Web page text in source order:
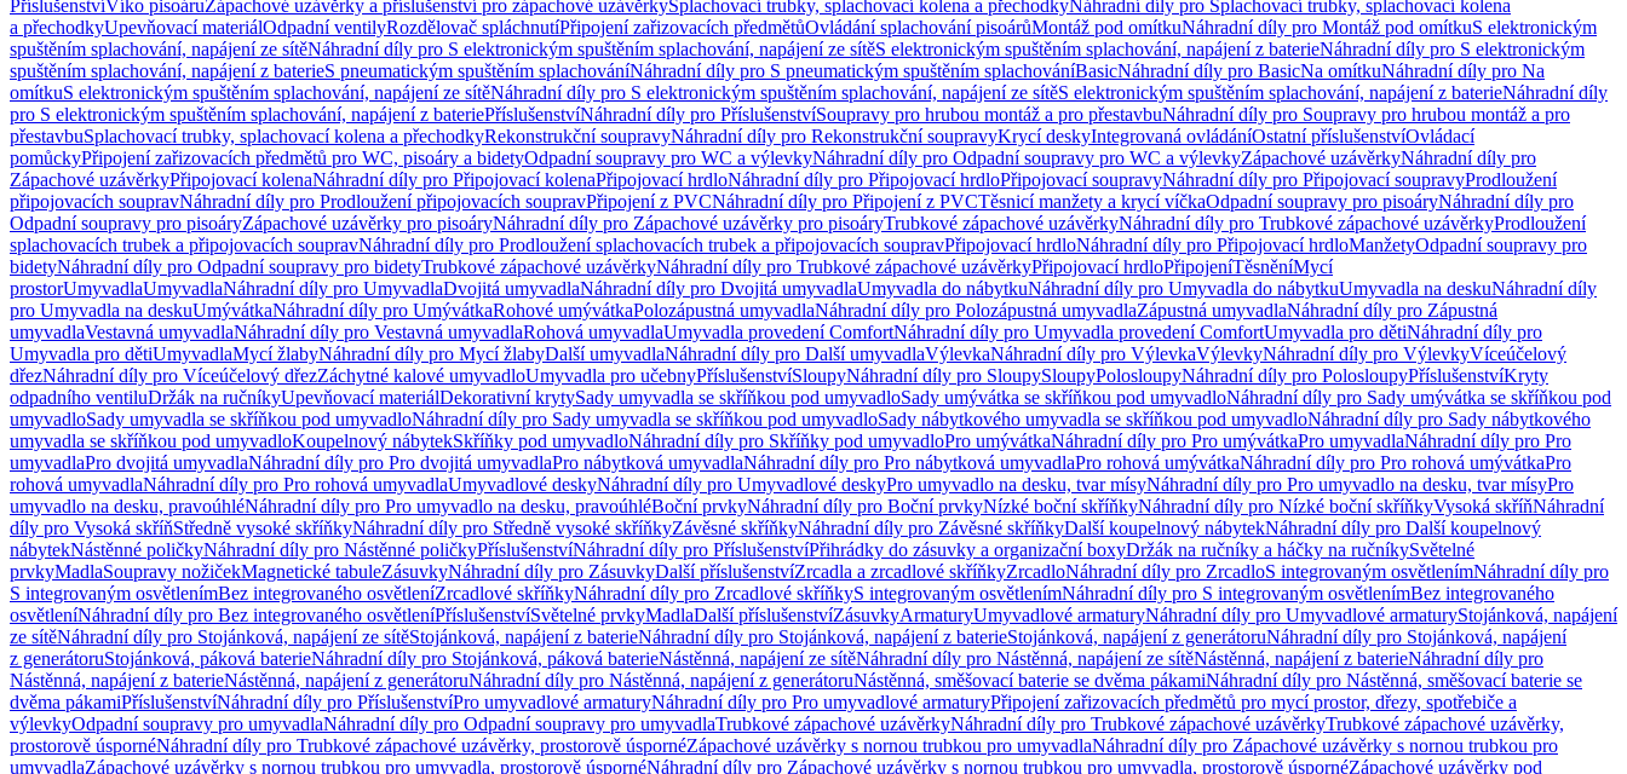
PříslušenstvíVíko pisoáruZápachové uzávěrky a příslušenství pro zápachové uzávěrkySplachovací trubky, splachovací kolena a přechodkyNáhradní díly pro Splachovací trubky, splachovací kolena
a přechodkyUpevňovací materiálOdpadní ventilyRozdělovač spláchnutíPřipojení zařizovacích předmětůOvládání splachování pisoárůMontáž pod omítkuNáhradní díly pro Montáž pod omítkuS elektronickým
spuštěním splachování, napájení ze sítěNáhradní díly pro S elektronickým spuštěním splachování, napájení ze sítěS elektronickým spuštěním splachování, napájení z baterieNáhradní díly pro S elektronickým
spuštěním splachování, napájení z baterieS pneumatickým spuštěním splachováníNáhradní díly pro S pneumatickým spuštěním splachováníBasicNáhradní díly pro BasicNa omítkuNáhradní díly pro Na
omítkuS elektronickým spuštěním splachování, napájení ze sítěNáhradní díly pro S elektronickým spuštěním splachování, napájení ze sítěS elektronickým spuštěním splachování, napájení z baterieNáhradní díly
pro S elektronickým spuštěním splachování, napájení z bateriePříslušenstvíNáhradní díly pro PříslušenstvíSoupravy pro hrubou montáž a pro přestavbuNáhradní díly pro Soupravy pro hrubou montáž a pro
přestavbuSplachovací trubky, splachovací kolena a přechodkyRekonstrukční soupravyNáhradní díly pro Rekonstrukční soupravyKrycí deskyIntegrovaná ovládáníOstatní příslušenstvíOvládací
pomůckyPřipojení zařizovacích předmětů pro WC, pisoáry a bidetyOdpadní soupravy pro WC a výlevkyNáhradní díly pro Odpadní soupravy pro WC a výlevkyZápachové uzávěrkyNáhradní díly pro
Zápachové uzávěrkyPřipojovací kolenaNáhradní díly pro Připojovací kolenaPřipojovací hrdloNáhradní díly pro Připojovací hrdloPřipojovací soupravyNáhradní díly pro Připojovací soupravyProdloužení
připojovacích soupravNáhradní díly pro Prodloužení připojovacích soupravPřipojení z PVCNáhradní díly pro Připojení z PVCTěsnicí manžety a krycí víčkaOdpadní soupravy pro pisoáryNáhradní díly pro
Odpadní soupravy pro pisoáryZápachové uzávěrky pro pisoáryNáhradní díly pro Zápachové uzávěrky pro pisoáryTrubkové zápachové uzávěrkyNáhradní díly pro Trubkové zápachové uzávěrkyProdloužení
splachovacích trubek a připojovacích soupravNáhradní díly pro Prodloužení splachovacích trubek a připojovacích soupravPřipojovací hrdloNáhradní díly pro Připojovací hrdloManžetyOdpadní soupravy pro
bidetyNáhradní díly pro Odpadní soupravy pro bidetyTrubkové zápachové uzávěrkyNáhradní díly pro Trubkové zápachové uzávěrkyPřipojovací hrdloPřipojeníTěsněníMycí
prostorUmyvadlaUmyvadlaNáhradní díly pro UmyvadlaDvojitá umyvadlaNáhradní díly pro Dvojitá umyvadlaUmyvadla do nábytkuNáhradní díly pro Umyvadla do nábytkuUmyvadla na deskuNáhradní díly
pro Umyvadla na deskuUmývátkaNáhradní díly pro UmývátkaRohové umývátkaPolozápustná umyvadlaNáhradní díly pro Polozápustná umyvadlaZápustná umyvadlaNáhradní díly pro Zápustná
umyvadlaVestavná umyvadlaNáhradní díly pro Vestavná umyvadlaRohová umyvadlaUmyvadla provedení ComfortNáhradní díly pro Umyvadla provedení ComfortUmyvadla pro dětiNáhradní díly pro
Umyvadla pro dětiUmyvadlaMycí žlabyNáhradní díly pro Mycí žlabyDalší umyvadlaNáhradní díly pro Další umyvadlaVýlevkaNáhradní díly pro VýlevkaVýlevkyNáhradní díly pro VýlevkyVíceúčelový
dřezNáhradní díly pro Víceúčelový dřezZáchytné kalové umyvadloUmyvadla pro učebnyPříslušenstvíSloupyNáhradní díly pro SloupySloupyPolosloupyNáhradní díly pro PolosloupyPříslušenstvíKryty
odpadního ventiluDržák na ručníkyUpevňovací materiálDekorativní krytySady umyvadla se skříňkou pod umyvadloSady umývátka se skříňkou pod umyvadloNáhradní díly pro Sady umývátka se skříňkou pod
umyvadloSady umyvadla se skříňkou pod umyvadloNáhradní díly pro Sady umyvadla se skříňkou pod umyvadloSady nábytkového umyvadla se skříňkou pod umyvadloNáhradní díly pro Sady nábytkového
umyvadla se skříňkou pod umyvadloKoupelnový nábytekSkříňky pod umyvadloNáhradní díly pro Skříňky pod umyvadloPro umývátkaNáhradní díly pro Pro umývátkaPro umyvadlaNáhradní díly pro Pro
umyvadlaPro dvojitá umyvadlaNáhradní díly pro Pro dvojitá umyvadlaPro nábytková umyvadlaNáhradní díly pro Pro nábytková umyvadlaPro rohová umývátkaNáhradní díly pro Pro rohová umývátkaPro
rohová umyvadlaNáhradní díly pro Pro rohová umyvadlaUmyvadlové deskyNáhradní díly pro Umyvadlové deskyPro umyvadlo na desku, tvar mísyNáhradní díly pro Pro umyvadlo na desku, tvar mísyPro
umyvadlo na desku, pravoúhléNáhradní díly pro Pro umyvadlo na desku, pravoúhléBoční prvkyNáhradní díly pro Boční prvkyNízké boční skříňkyNáhradní díly pro Nízké boční skříňkyVysoká skříňNáhradní
díly pro Vysoká skříňStředně vysoké skříňkyNáhradní díly pro Středně vysoké skříňkyZávěsné skříňkyNáhradní díly pro Závěsné skříňkyDalší koupelnový nábytekNáhradní díly pro Další koupelnový
nábytekNástěnné poličkyNáhradní díly pro Nástěnné poličkyPříslušenstvíNáhradní díly pro PříslušenstvíPřihrádky do zásuvky a organizační boxyDržák na ručníky a háčky na ručníkySvětelné
prvkyMadlaSoupravy nožičekMagnetické tabuleZásuvkyNáhradní díly pro ZásuvkyDalší příslušenstvíZrcadla a zrcadlové skříňkyZrcadloNáhradní díly pro ZrcadloS integrovaným osvětlenímNáhradní díly pro
S integrovaným osvětlenímBez integrovaného osvětleníZrcadlové skříňkyNáhradní díly pro Zrcadlové skříňkyS integrovaným osvětlenímNáhradní díly pro S integrovaným osvětlenímBez integrovaného
osvětleníNáhradní díly pro Bez integrovaného osvětleníPříslušenstvíSvětelné prvkyMadlaDalší příslušenstvíZásuvkyArmaturyUmyvadlové armaturyNáhradní díly pro Umyvadlové armaturyStojánková, napájení
ze sítěNáhradní díly pro Stojánková, napájení ze sítěStojánková, napájení z baterieNáhradní díly pro Stojánková, napájení z baterieStojánková, napájení z generátoruNáhradní díly pro Stojánková, napájení
z generátoruStojánková, páková baterieNáhradní díly pro Stojánková, páková baterieNástěnná, napájení ze sítěNáhradní díly pro Nástěnná, napájení ze sítěNástěnná, napájení z baterieNáhradní díly pro
Nástěnná, napájení z baterieNástěnná, napájení z generátoruNáhradní díly pro Nástěnná, napájení z generátoruNástěnná, směšovací baterie se dvěma pákamiNáhradní díly pro Nástěnná, směšovací baterie se
dvěma pákamiPříslušenstvíNáhradní díly pro PříslušenstvíPro umyvadlové armaturyNáhradní díly pro Pro umyvadlové armaturyPřipojení zařizovacích předmětů pro mycí prostor, dřezy, spotřebiče a
výlevkyOdpadní soupravy pro umyvadlaNáhradní díly pro Odpadní soupravy pro umyvadlaTrubkové zápachové uzávěrkyNáhradní díly pro Trubkové zápachové uzávěrkyTrubkové zápachové uzávěrky,
prostorově úspornéNáhradní díly pro Trubkové zápachové uzávěrky, prostorově úspornéZápachové uzávěrky s nornou trubkou pro umyvadlaNáhradní díly pro Zápachové uzávěrky s nornou trubkou pro
umyvadlaZápachové uzávěrky s nornou trubkou pro umyvadla, prostorově úspornéNáhradní díly pro Zápachové uzávěrky s nornou trubkou pro umyvadla, prostorově úspornéZápachové uzávěrky pod